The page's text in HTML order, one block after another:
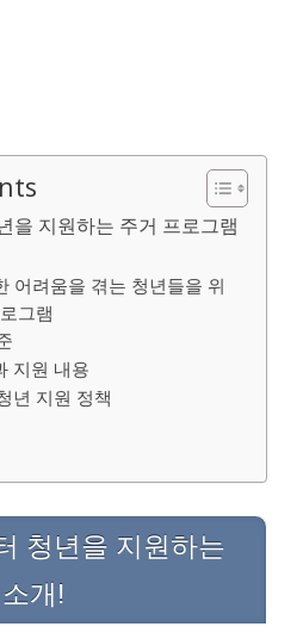
을 지원하는 주거 프로그램
어려움을 겪는 청년들을 위
그램
지원 내용
년 지원 정책
청년을 지원하는
개!